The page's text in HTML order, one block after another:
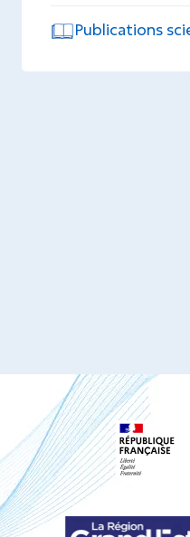
Publications